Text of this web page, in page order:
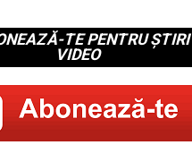
TE PENTRU ȘTIRI
VIDEO